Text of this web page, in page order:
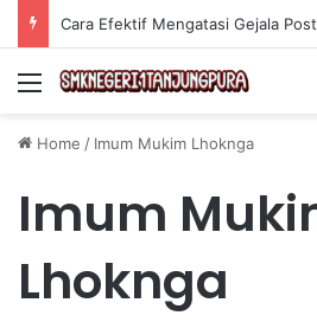
Menu
Home / Imum Mukim Lhoknga
Imum
Lhoknga